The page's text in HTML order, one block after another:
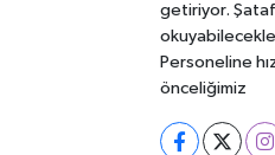
getiriyor.
Personeline
önceliğimiz